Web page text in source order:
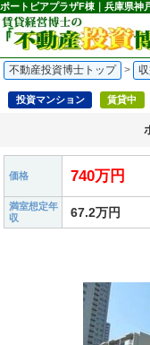
不動産投資博士トップ >
投資マンション 賃貸中
価格 740万円
満室想定年
収
67.2万円